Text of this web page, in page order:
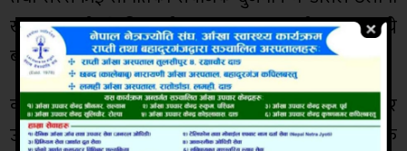
खाद्य सामग्री बिक्री गर्दा जनस्वास्थ्यमा गम्भीर असर पुग्ने
बताउनुभयो ।
कार्यक्रममा वडा नम्बर ९का वडाध्यक्ष घनश्याम ढका,तुलसीपुर
उद्योग वाणिज्य संघका अध्यक्ष रामप्रसाद चालिसे,च्याम्बर अफ